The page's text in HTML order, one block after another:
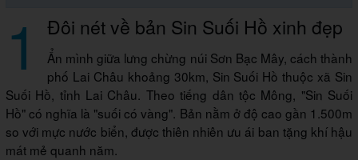
1 Đôi nét về bản Sin Suối Hồ xinh đẹp
Ẩn mình giữa lưng chừng núi Sơn Bạc Mây, cách thành
phố Lai Châu khoảng 30km, Sin Suối Hồ thuộc xã Sin
Suối Hồ, tỉnh Lai Châu. Theo tiếng dân tộc Mông, "Sin Suối
Hồ" có nghĩa là "suối có vàng". Bản nằm ở độ cao gần 1.500m
so với mực nước biển, được thiên nhiên ưu ái ban tặng khí hậu
mát mẻ quanh năm.